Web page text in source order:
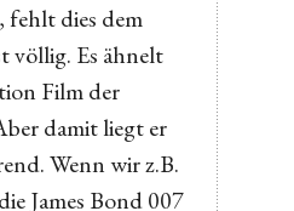
fehlt dies dem
völlig. Es ähnelt
Film der
damit liegt er
Wenn wir z.B.
James Bond 007